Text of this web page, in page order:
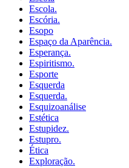
Escola.
Escória.
Esopo
Espaço da Aparência.
Esperança.
Espiritismo.
Esporte
Esquerda
Esquerda.
Esquizoanálise
Estética
Estupidez.
Estupro.
Ética
Exploração.